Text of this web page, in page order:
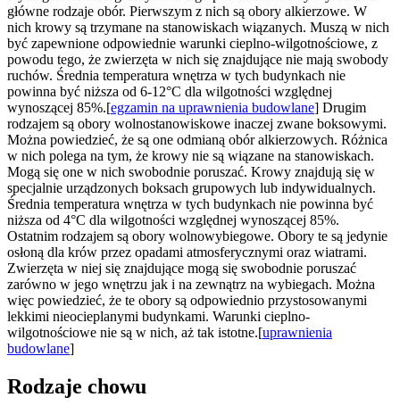
główne rodzaje obór. Pierwszym z nich są obory alkierzowe. W
nich krowy są trzymane na stanowiskach wiązanych. Muszą w nich
być zapewnione odpowiednie warunki cieplno-wilgotnościowe, z
powodu tego, że zwierzęta w nich się znajdujące nie mają swobody
ruchów. Średnia temperatura wnętrza w tych budynkach nie
powinna być niższa od 6-12°C dla wilgotności względnej
wynoszącej 85%.[egzamin na uprawnienia budowlane] Drugim
rodzajem są obory wolnostanowiskowe inaczej zwane boksowymi.
Można powiedzieć, że są one odmianą obór alkierzowych. Różnica
w nich polega na tym, że krowy nie są wiązane na stanowiskach.
Mogą się one w nich swobodnie poruszać. Krowy znajdują się w
specjalnie urządzonych boksach grupowych lub indywidualnych.
Średnia temperatura wnętrza w tych budynkach nie powinna być
niższa od 4°C dla wilgotności względnej wynoszącej 85%.
Ostatnim rodzajem są obory wolnowybiegowe. Obory te są jedynie
osłoną dla krów przez opadami atmosferycznymi oraz wiatrami.
Zwierzęta w niej się znajdujące mogą się swobodnie poruszać
zarówno w jego wnętrzu jak i na zewnątrz na wybiegach. Można
więc powiedzieć, że te obory są odpowiednio przystosowanymi
lekkimi nieocieplanymi budynkami. Warunki cieplno-
wilgotnościowe nie są w nich, aż tak istotne.[uprawnienia
budowlane]
Rodzaje chowu